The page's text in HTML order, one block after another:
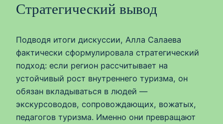
Стратегический вывод
Подводя итоги дискуссии, Алла Салаева
фактически сформулировала стратегический
подход: если регион рассчитывает на
устойчивый рост внутреннего туризма, он
обязан вкладываться в людей —
экскурсоводов, сопровождающих, вожатых,
педагогов туризма. Именно они превращают